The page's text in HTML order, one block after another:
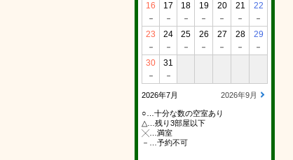
16
－
17
－
18
－
19
－
20
－
21
－
22
－
23
－
24
－
25
－
26
－
27
－
28
－
29
－
30
－
31
－
2026年7月 2026年9月
○…十分な数の空室あり
△…残り3部屋以下
╳…満室
－…予約不可